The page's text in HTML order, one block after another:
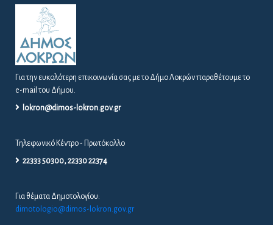
Για την ευκολότερη επικοινωνία σας με το Δήμο Λοκρών παραθέτουμε το
e-mail του Δήμου.
lokron@dimos-lokron.gov.gr
Τηλεφωνικό Κέντρο - Πρωτόκολλο
22333 50300, 22330 22374
Για θέματα Δημοτολογίου:
dimotologio@dimos-lokron.gov.gr